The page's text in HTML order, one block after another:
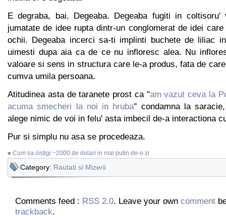
E degraba, bai. Degeaba. Degeaba fugiti in
jumatate de idee rupta dintr-un conglomerat de idei
ochii. Degeaba incerci sa-ti implinti buchete de liliac
uimesti dupa aia ca de ce nu infloresc alea. Nu
valoare si sens in structura care le-a produs, fata de
cumva umila persoana.
Atitudinea asta de taranete prost ca "am vazut ceva la
acuma smecheri la noi in hruba" condamna la
alege nimic de voi in felu' asta imbecil de-a interactiona
Pur si simplu nu asa se procedeaza.
« Cum sa cistigi ~2000 de dolari in mai putin de-o zi
Category: Rautati si Mizerii
Comments feed : RSS 2.0. Leave your own comment
trackback.